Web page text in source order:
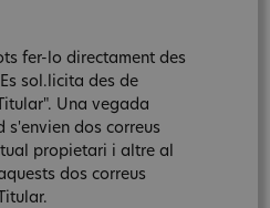
fer-lo directament des
sol.licita des de
Una vegada
dos correus
propietari i altre al
dos correus